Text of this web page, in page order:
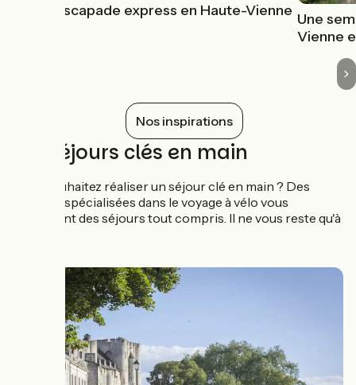
Une escapade express en Haute-Vienne
Une
Vienne
Nos inspirations
Les séjours clés en main
Vous souhaitez réaliser un séjour clé en main ? Des
agences spécialisées dans le voyage à vélo vous
proposent des séjours tout compris. Il ne vous reste qu'à